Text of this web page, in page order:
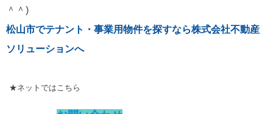
＾＾)
松山市でテナント・事業用物件を探すなら株式会社不動産
ソリューションへ
★ネットではこちら